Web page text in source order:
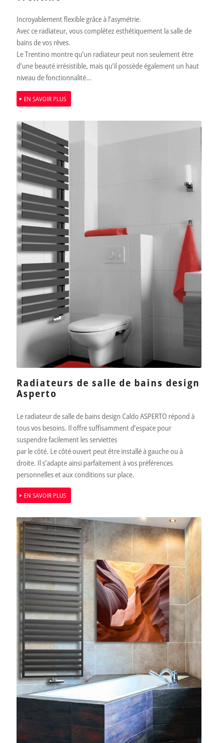
Incroyablement flexible grâce à l’asymétrie.
Avec ce radiateur, vous complétez esthétiquement la salle de
bains de vos rêves.
Le Trentino montre qu’un radiateur peut non seulement être
d’une beauté irrésistible, mais qu’il possède également un haut
niveau de fonctionnalité…
EN SAVOIR PLUS
Radiateurs de salle de bains design
Asperto
Le radiateur de salle de bains design Caldo ASPERTO répond à
tous vos besoins. Il offre suffisamment d’espace pour
suspendre facilement les serviettes
par le côté. Le côté ouvert peut être installé à gauche ou à
droite. Il s’adapte ainsi parfaitement à vos préférences
personnelles et aux conditions sur place.
EN SAVOIR PLUS